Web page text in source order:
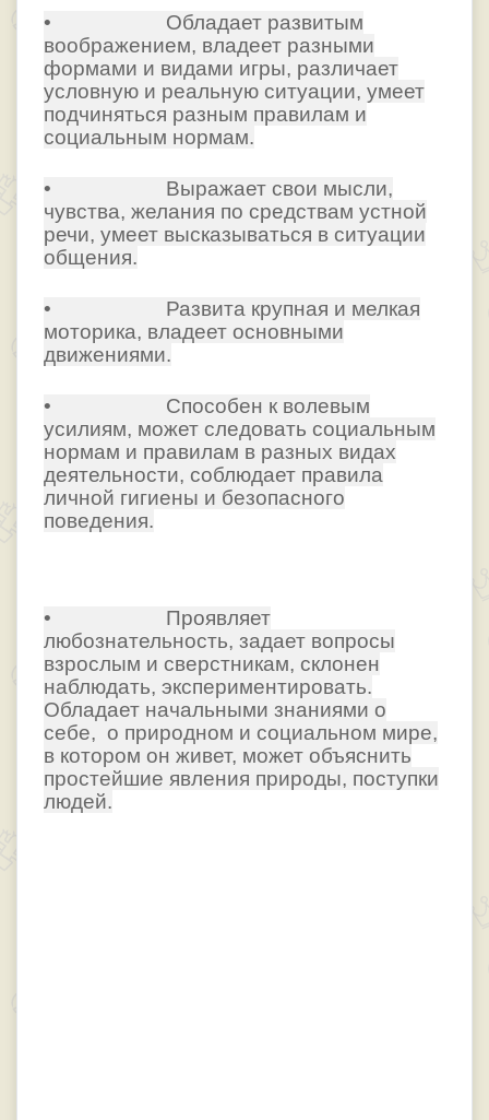
• Обладает развитым
воображением, владеет разными
формами и видами игры, различает
условную и реальную ситуации, умеет
подчиняться разным правилам и
социальным нормам.
• Выражает свои мысли,
чувства, желания по средствам устной
речи, умеет высказываться в ситуации
общения.
• Развита крупная и мелкая
моторика, владеет основными
движениями.
• Способен к волевым
усилиям, может следовать социальным
нормам и правилам в разных видах
деятельности, соблюдает правила
личной гигиены и безопасного
поведения.
• Проявляет
любознательность, задает вопросы
взрослым и сверстникам, склонен
наблюдать, экспериментировать.
Обладает начальными знаниями о
себе, о природном и социальном мире,
в котором он живет, может объяснить
простейшие явления природы, поступки
людей.